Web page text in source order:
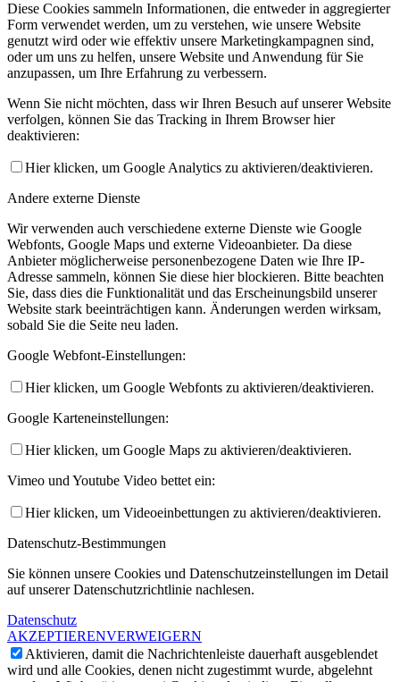
Diese Cookies sammeln Informationen, die entweder in aggregierter
Form verwendet werden, um zu verstehen, wie unsere Website
genutzt wird oder wie effektiv unsere Marketingkampagnen sind,
oder um uns zu helfen, unsere Website und Anwendung für Sie
anzupassen, um Ihre Erfahrung zu verbessern.
Wenn Sie nicht möchten, dass wir Ihren Besuch auf unserer Website
verfolgen, können Sie das Tracking in Ihrem Browser hier
deaktivieren:
Hier klicken, um Google Analytics zu aktivieren/deaktivieren.
Andere externe Dienste
Wir verwenden auch verschiedene externe Dienste wie Google
Webfonts, Google Maps und externe Videoanbieter. Da diese
Anbieter möglicherweise personenbezogene Daten wie Ihre IP-
Adresse sammeln, können Sie diese hier blockieren. Bitte beachten
Sie, dass dies die Funktionalität und das Erscheinungsbild unserer
Website stark beeinträchtigen kann. Änderungen werden wirksam,
sobald Sie die Seite neu laden.
Google Webfont-Einstellungen:
Hier klicken, um Google Webfonts zu aktivieren/deaktivieren.
Google Karteneinstellungen:
Hier klicken, um Google Maps zu aktivieren/deaktivieren.
Vimeo und Youtube Video bettet ein:
Hier klicken, um Videoeinbettungen zu aktivieren/deaktivieren.
Datenschutz-Bestimmungen
Sie können unsere Cookies und Datenschutzeinstellungen im Detail
auf unserer Datenschutzrichtlinie nachlesen.
Datenschutz
AKZEPTIERENVERWEIGERN
Aktivieren, damit die Nachrichtenleiste dauerhaft ausgeblendet
wird und alle Cookies, denen nicht zugestimmt wurde, abgelehnt